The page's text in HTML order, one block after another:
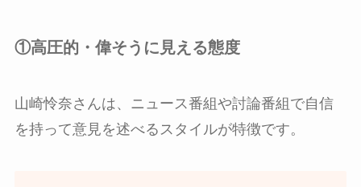
①高圧的・偉そうに見える態度
山崎怜奈さんは、ニュース番組や討論番組で自信
を持って意見を述べるスタイルが特徴です。